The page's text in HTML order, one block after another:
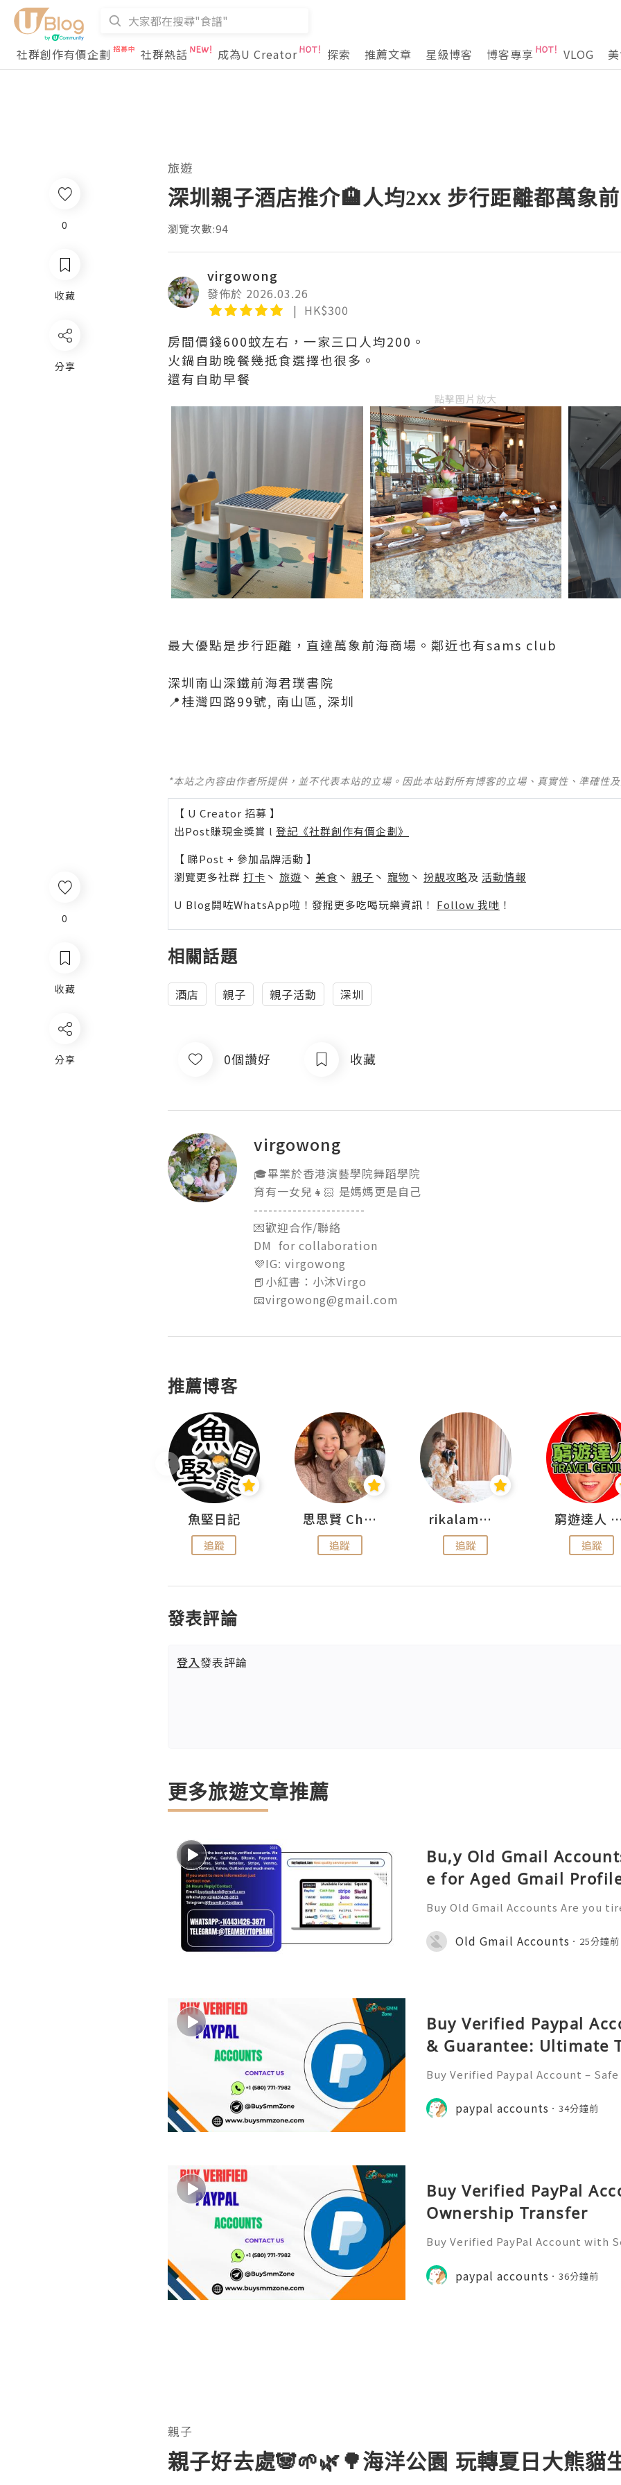
社群創作有價企劃 社群熱話 成為U Creator 探索 推薦文章 星級博客 博客專享 VLOG
0
收藏
分享
旅遊
深圳親子酒店推介🏨人均2xx 步行距離都萬象
瀏覽次數:94
virgowong
發佈於 2026.03.26
HK$300
房間價錢600蚊左右，一家三口人均200。
火鍋自助晚餐幾抵食選擇也很多。
還有自助早餐
點擊圖片放大
最大優點是步行距離，直達萬象前海商場。鄰近也有sams club
深圳南山深鐵前海君璞書院
📍桂灣四路99號, 南山區, 深圳
*本站之內容由作者所提供，並不代表本站的立場。因此本站對所有博客的立場、真實性、準確性
【 U Creator 招募 】
出Post賺現金獎賞 l 登記《社群創作有價企劃》
【 睇Post + 參加品牌活動 】
瀏覽更多社群 打卡 丶 旅遊 丶 美食 丶 親子 丶 寵物 丶 扮靚攻略及 活動情報
U Blog開咗WhatsApp啦！發掘更多吃喝玩樂資訊！ Follow 我哋 ！
相關話題
酒店 親子 親子活動 深圳
0個讚好 收藏
virgowong
🎓畢業於香港演藝學院舞蹈學院
育有一女兒👧🏻 是媽媽更是自己
-----------------------
💌歡迎合作/聯絡
DM  for collaboration
💜IG: virgowong
📕小紅書：小沐Virgo
📧virgowong@gmail.com
推薦博客
魚堅日記
追蹤
思思賢 ChillMyBabe
追蹤
rikalammm
追蹤
窮遊達人
追蹤
發表評論
登入發表評論
更多旅遊文章推薦
Bu,y Old Gmail
e for Aged Gmail
Buy Old Gmail Accounts Are you
ost? Look no further; Buy old
olution for you! Also
Old Gmail Accounts 25分鐘前
Buy Verified Paypal
& Guarantee: Ultimate
Buy Verified Paypal Account –
ut worried about safety and
any people want a secu
paypal accounts 34分鐘前
Buy Verified PayPal
Ownership Transfer
Buy Verified PayPal Account with
vel? Buying a verified PayPal
other, safer payments
paypal accounts 36分鐘前
0
收藏
分享
親子
親子好去處🐼🌱🌿🌳海洋公園 玩轉夏日大熊貓